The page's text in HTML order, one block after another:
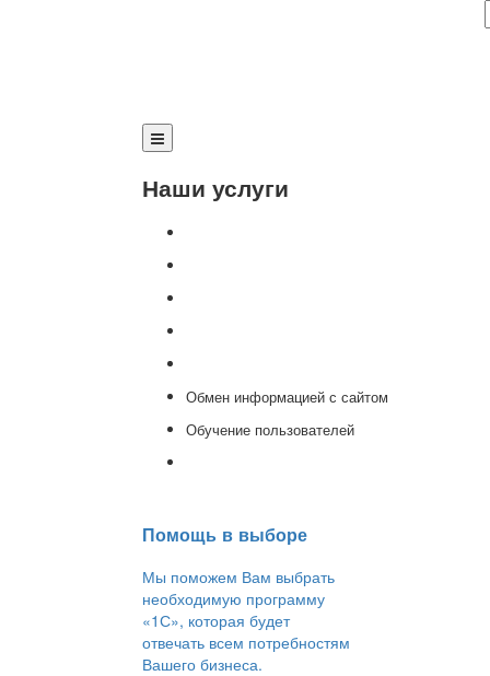
Наши услуги
Обмен информацией с сайтом
Обучение пользователей
Помощь в выборе
Мы поможем Вам выбрать
необходимую программу
«1С», которая будет
отвечать всем потребностям
Вашего бизнеса.